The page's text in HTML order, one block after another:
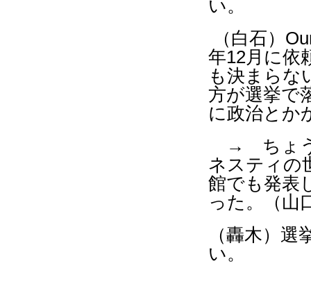
い。
（白石）
年12月に依
も決まらな
方が選挙で
に政治とか
→ ちょう
ネスティの
館でも発表
った。（山
（轟木）
い。